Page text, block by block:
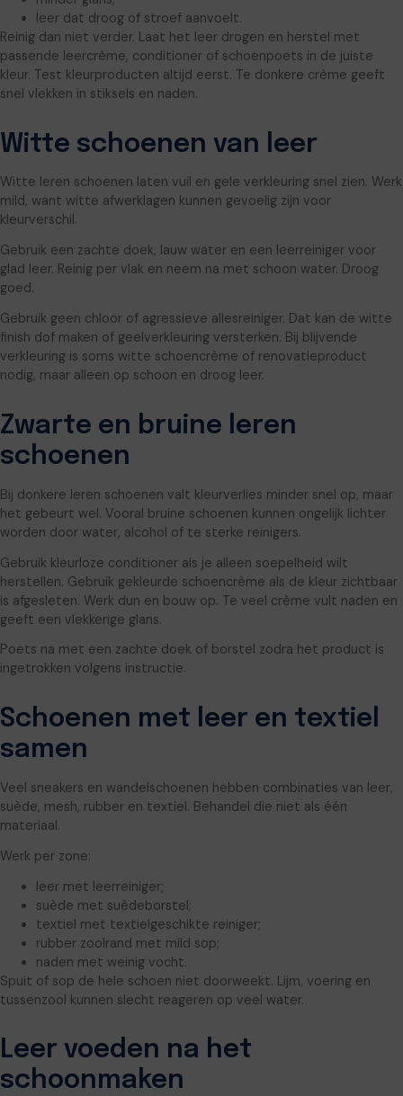
leer dat droog of stroef aanvoelt.
Reinig dan niet verder. Laat het leer drogen en herstel met
passende leercrème, conditioner of schoenpoets in de juiste
kleur. Test kleurproducten altijd eerst. Te donkere crème geeft
snel vlekken in stiksels en naden.
Witte schoenen van leer
Witte leren schoenen laten vuil en gele verkleuring snel zien. Werk
mild, want witte afwerklagen kunnen gevoelig zijn voor
kleurverschil.
Gebruik een zachte doek, lauw water en een leerreiniger voor
glad leer. Reinig per vlak en neem na met schoon water. Droog
goed.
Gebruik geen chloor of agressieve allesreiniger. Dat kan de witte
finish dof maken of geelverkleuring versterken. Bij blijvende
verkleuring is soms witte schoencrème of renovatieproduct
nodig, maar alleen op schoon en droog leer.
Zwarte en bruine leren
schoenen
Bij donkere leren schoenen valt kleurverlies minder snel op, maar
het gebeurt wel. Vooral bruine schoenen kunnen ongelijk lichter
worden door water, alcohol of te sterke reinigers.
Gebruik kleurloze conditioner als je alleen soepelheid wilt
herstellen. Gebruik gekleurde schoencrème als de kleur zichtbaar
is afgesleten. Werk dun en bouw op. Te veel crème vult naden en
geeft een vlekkerige glans.
Poets na met een zachte doek of borstel zodra het product is
ingetrokken volgens instructie.
Schoenen met leer en textiel
samen
Veel sneakers en wandelschoenen hebben combinaties van leer,
suède, mesh, rubber en textiel. Behandel die niet als één
materiaal.
Werk per zone:
leer met leerreiniger;
suède met suèdeborstel;
textiel met textielgeschikte reiniger;
rubber zoolrand met mild sop;
naden met weinig vocht.
Spuit of sop de hele schoen niet doorweekt. Lijm, voering en
tussenzool kunnen slecht reageren op veel water.
Leer voeden na het
schoonmaken